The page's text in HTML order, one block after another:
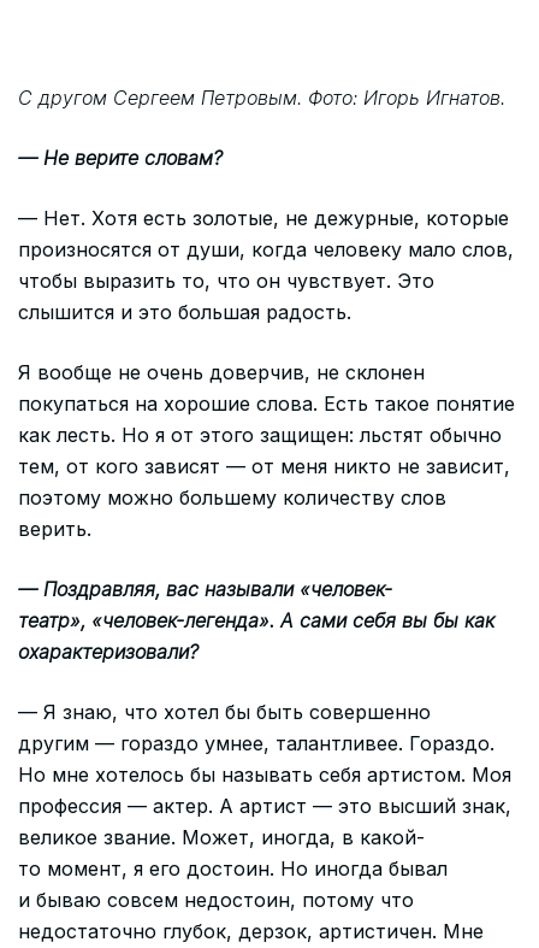
С другом Сергеем Петровым. Фото: Игорь Игнатов.
— Не верите словам?
— Нет. Хотя есть золотые, не дежурные, которые
произносятся от души, когда человеку мало слов,
чтобы выразить то, что он чувствует. Это
слышится и это большая радость.
Я вообще не очень доверчив, не склонен
покупаться на хорошие слова. Есть такое понятие
как лесть. Но я от этого защищен: льстят обычно
тем, от кого зависят — от меня никто не зависит,
поэтому можно большему количеству слов
верить.
— Поздравляя, вас называли «человек-
театр», «человек-легенда». А сами себя вы бы как
охарактеризовали?
— Я знаю, что хотел бы быть совершенно
другим — гораздо умнее, талантливее. Гораздо.
Но мне хотелось бы называть себя артистом. Моя
профессия — актер. А артист — это высший знак,
великое звание. Может, иногда, в какой-
то момент, я его достоин. Но иногда бывал
и бываю совсем недостоин, потому что
недостаточно глубок, дерзок, артистичен. Мне